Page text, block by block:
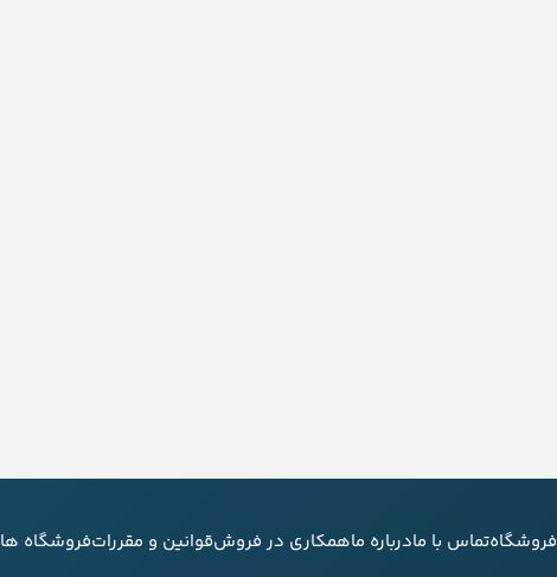
فروشگاهتماس با مادرباره ماهمکاری در فروشقوانین و مقرراتفروشگاه